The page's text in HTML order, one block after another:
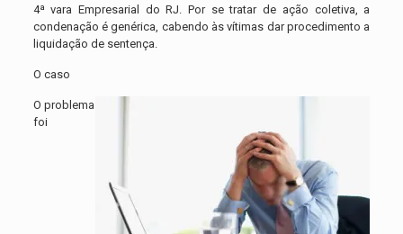
4ª vara Empresarial do RJ. Por se tratar de ação coletiva, a
condenação é genérica, cabendo às vítimas dar procedimento a
liquidação de sentença.
O caso
O problema
foi